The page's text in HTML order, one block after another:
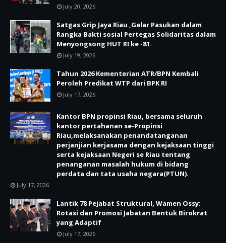
July 20, 2026
Satgas Grip Jaya Riau ,Gelar Pasukan dalam
Rangka Bakti sosial Pertegas Solidaritas dalam
Menyongsong HUT RI ke -81.
July 19, 2026
Tahun 2026 Kementerian ATR/BPN Kembali
Peroleh Predikat WTP dari BPK RI
July 17, 2026
Kantor BPN propinsi Riau, bersama seluruh
kantor pertahanan se-Propinsi
Riau,melaksanakan penandatanganan
perjanjian kerjasama dengan kejaksaan tinggi
serta kejaksaan Negeri se Riau tentang
penanganan masalah hukum di bidang
perdata dan tata usaha negara(PTUN).
July 17, 2026
Lantik 78 Pejabat Struktural, Wamen Ossy:
Rotasi dan Promosi Jabatan Bentuk Birokrat
yang Adaptif
July 17, 2026